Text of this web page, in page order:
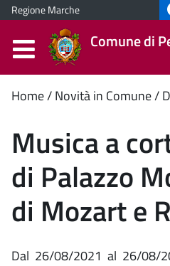
Regione Marche
Comune di
Contenuto
principale
Home Novità in Comune
Musica a
di Palazzo
di Mozart e
Dal 26/08/2021 al 26/08/